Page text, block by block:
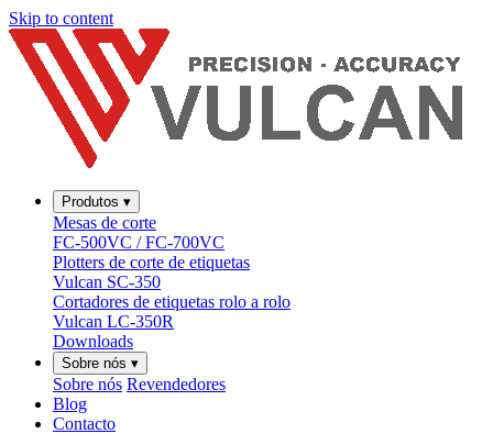
Skip to content
Produtos ▾
Mesas de corte
FC-500VC / FC-700VC
Plotters de corte de etiquetas
Vulcan SC-350
Cortadores de etiquetas rolo a rolo
Vulcan LC-350R
Downloads
Sobre nós ▾
Sobre nós Revendedores
Blog
Contacto